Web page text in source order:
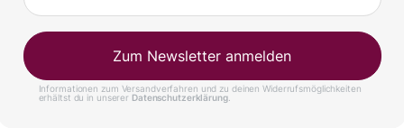
Zum Newsletter anmelden
Informationen zum Versandverfahren und zu deinen Widerrufsmöglichkeiten
erhältst du in unserer Datenschutzerklärung.